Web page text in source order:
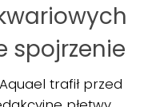
spojrzenie
trafił przed